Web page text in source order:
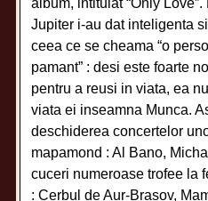
Jupiter i-au dat inteligenta
ceea ce se cheama “o
pamant” : desi este foarte
pentru a reusi in viata, ea
viata ei inseamna Munca.
deschiderea concertelor
mapamond : Al Bano,
cuceri numeroase trofee la
: Cerbul de Aur-Brasov,